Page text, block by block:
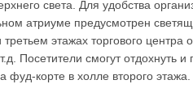
света. Для удобства
атриуме предусмотрен
этажах торгового центра
Посетители смогут отдохнуть
фуд-корте в холле второго